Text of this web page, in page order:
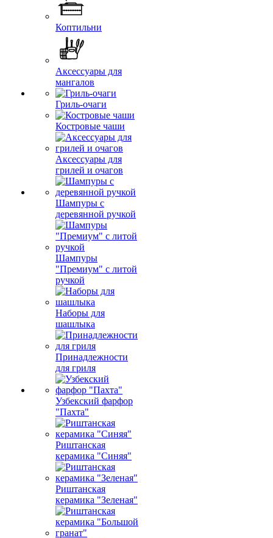
Коптильни
Аксессуары для
мангалов
Гриль-очаги
Костровые чаши
Аксессуары для
грилей и очагов
Шампуры с
деревянной ручкой
Шампуры
"Премиум" с литой
ручкой
Наборы для
шашлыка
Принадлежности
для гриля
Узбекский фарфор
"Пахта"
Риштанская
керамика "Синяя"
Риштанская
керамика "Зеленая"